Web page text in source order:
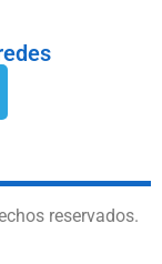
reservados.